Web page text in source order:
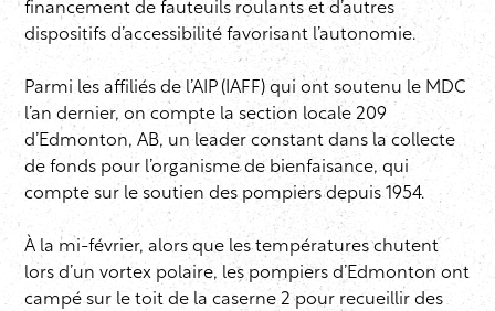
financement de fauteuils roulants et d’autres
dispositifs d’accessibilité favorisant l’autonomie.
Parmi les affiliés de l’AIP (IAFF) qui ont soutenu le MDC
l’an dernier, on compte la section locale 209
d’Edmonton, AB, un leader constant dans la collecte
de fonds pour l’organisme de bienfaisance, qui
compte sur le soutien des pompiers depuis 1954.
À la mi-février, alors que les températures chutent
lors d’un vortex polaire, les pompiers d’Edmonton ont
campé sur le toit de la caserne 2 pour recueillir des